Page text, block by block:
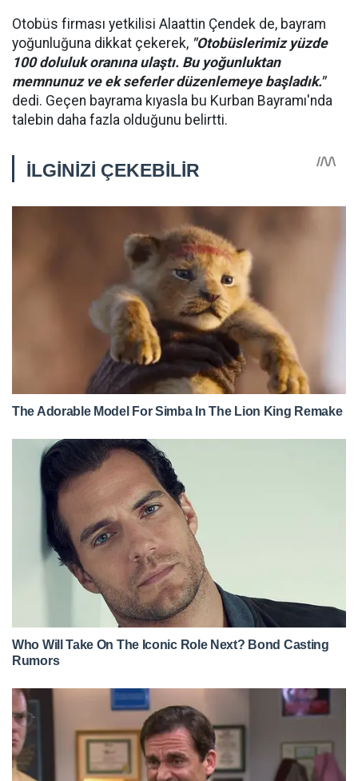
Otobüs firması yetkilisi Alaattin Çendek de, bayram
yoğunluğuna dikkat çekerek, "Otobüslerimiz yüzde
100 doluluk oranına ulaştı. Bu yoğunluktan
memnunuz ve ek seferler düzenlemeye başladık."
dedi. Geçen bayrama kıyasla bu Kurban Bayramı'nda
talebin daha fazla olduğunu belirtti.